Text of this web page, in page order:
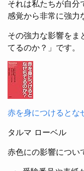
それは私たちが自分
感覚から非常に強力
その強力な影響をま
てるのか？」です。
赤を身につけるとな
タルマ ローベル
赤色にの影響につい